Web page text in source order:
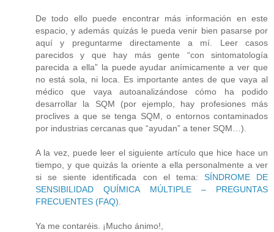
De todo ello puede encontrar más información en este
espacio, y además quizás le pueda venir bien pasarse por
aquí y preguntarme directamente a mí. Leer casos
parecidos y que hay más gente “con sintomatología
parecida a ella” la puede ayudar anímicamente a ver que
no está sola, ni loca. Es importante antes de que vaya al
médico que vaya autoanalizándose cómo ha podido
desarrollar la SQM (por ejemplo, hay profesiones más
proclives a que se tenga SQM, o entornos contaminados
por industrias cercanas que “ayudan” a tener SQM…).
A la vez, puede leer el siguiente artículo que hice hace un
tiempo, y que quizás la oriente a ella personalmente a ver
si se siente identificada con el tema: SÍNDROME DE
SENSIBILIDAD QUÍMICA MÚLTIPLE – PREGUNTAS
FRECUENTES (FAQ).
Ya me contaréis. ¡Mucho ánimo!,